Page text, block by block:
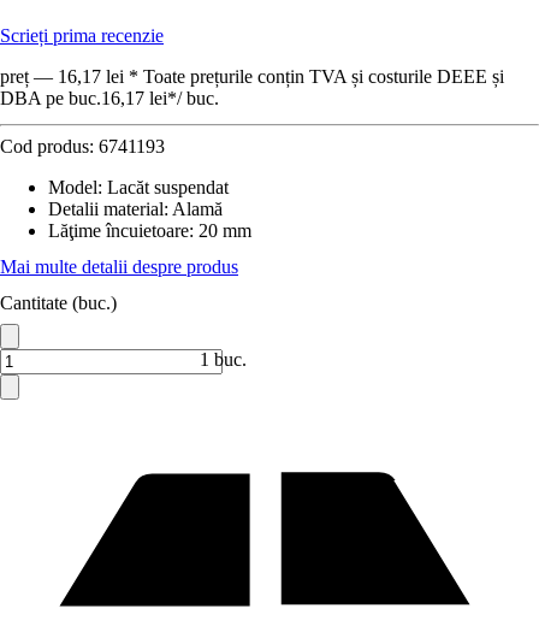
Scrieți prima recenzie
preț — 16,17 lei * Toate prețurile conțin TVA și costurile DEEE și
DBA pe buc.16,17 lei*/ buc.
Cod produs: 6741193
Model: Lacăt suspendat
Detalii material: Alamă
Lăţime încuietoare: 20 mm
Mai multe detalii despre produs
Cantitate (buc.)
1 buc.